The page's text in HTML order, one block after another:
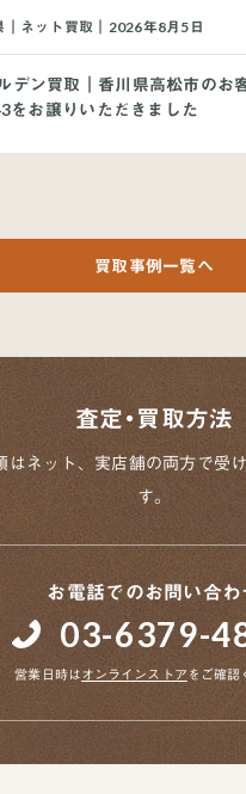
｜ネット買取｜2026年8月5日
デン買取｜香川県高松市のお
をお譲りいただきました
買取事例一覧へ
査定・買取方法
はネット、実店舗の両方で受
す。
お電話でのお問い合わ
03-6379-
営業日時はオンラインストア をご確認